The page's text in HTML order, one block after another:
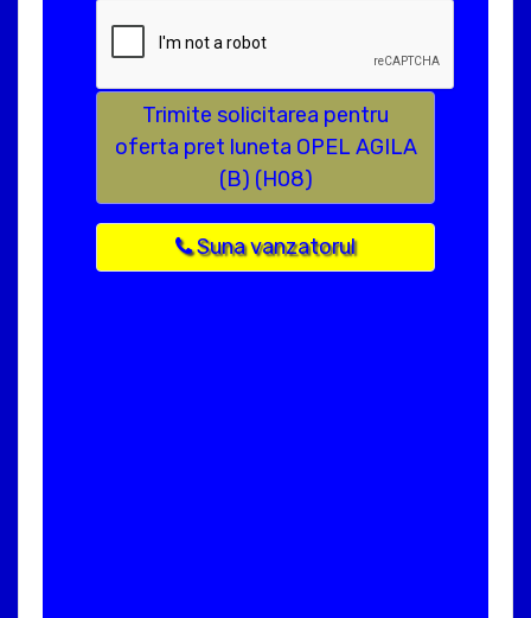
Trimite solicitarea pentru
oferta pret luneta OPEL AGILA
(B) (H08)
Suna vanzatorul